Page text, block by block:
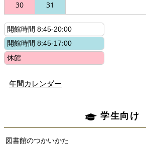
30
31
年間カレンダー
学生向け
図書館のつかいかた